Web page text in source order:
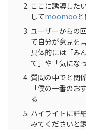
ここに誘導した
してmoomoo
ユーザーからの
て自分が意見を
具体的には「み
て」や「気にな
質問の中でと関
「僕の一番のお
る
ハイライトに詳
みてくださいと